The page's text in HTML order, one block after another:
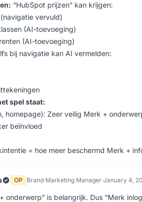
“HubSpot prijzen” kan krijgen:
vervuld)
(AI-toevoeging)
(AI-toevoeging)
bij navigatie kan AI vermelden:
spel staat:
homepage): Zeer veilig Merk +
beïnvloed
= hoe meer beschermd Merk +
OP Brand Marketing Manager·January 4,
onderwerp” is belangrijk. Dus “Merk